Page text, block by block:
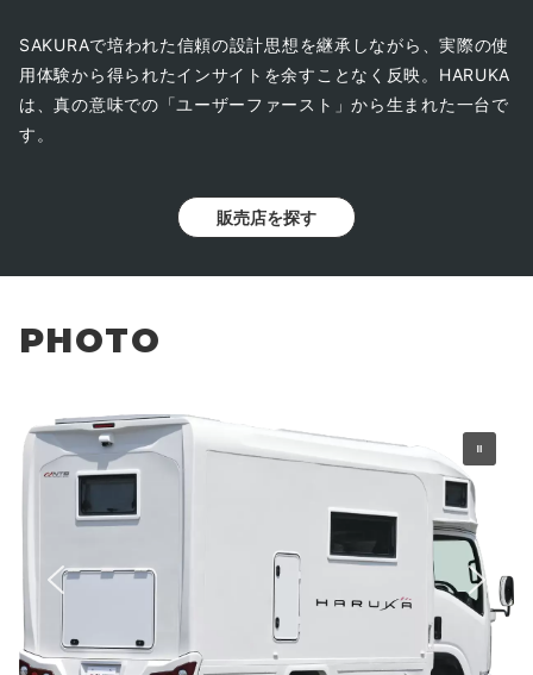
SAKURAで培われた信頼の設計思想を継承しながら、実際の使
用体験から得られたインサイトを余すことなく反映。HARUKA
は、真の意味での「ユーザーファースト」から生まれた一台で
す。
販売店を探す
PHOTO